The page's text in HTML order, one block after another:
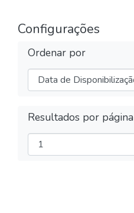
Configurações
Ordenar por
Resultados por página